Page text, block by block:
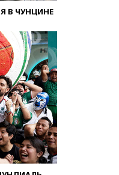
В ЧУНЦИНЕ